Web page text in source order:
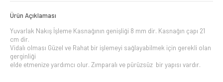
Ürün Açıklaması
Yuvarlak Nakış İşleme Kasnağının genişliği 8 mm dir. Kasnağın çapı 21
cm dir.
Vidalı olması Güzel ve Rahat bir işlemeyi sağlayabilmek için gerekli olan
gerginliği
elde etmenize yardımcı olur. Zımparalı ve pürüzsüz bir yapısı vardır.